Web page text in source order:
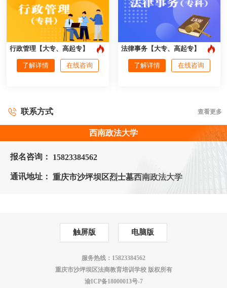
行政管理【大专、高起专】
了解详情 在线咨询
法律事务【大专、高起专】
了解详情 在线咨询
联系方式 查看更多
西南政法大学
报名咨询： 15823384562
通讯地址： 重庆市沙坪坝区烈士墓西南政法大学
触屏版 电脑版
服务热线：15823384562
重庆市沙坪坝区法商教育培训学校 版权所有
渝ICP备18000013号-7